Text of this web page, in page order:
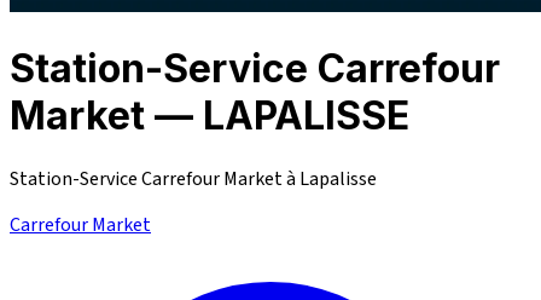
Station-Service Carrefour
Market — LAPALISSE
Station-Service Carrefour Market à Lapalisse
Carrefour Market